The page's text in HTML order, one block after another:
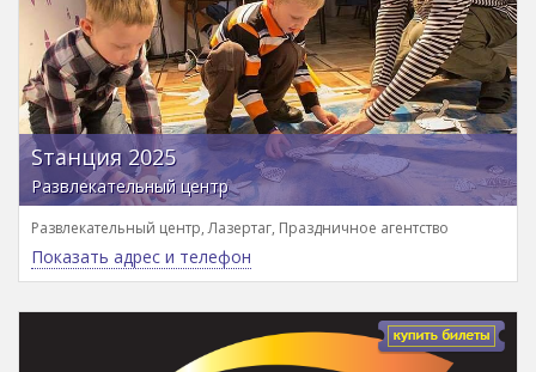
Sтанция 2025
Развлекательный центр
Развлекательный центр, Лазертаг, Праздничное агентство
Показать адрес и телефон